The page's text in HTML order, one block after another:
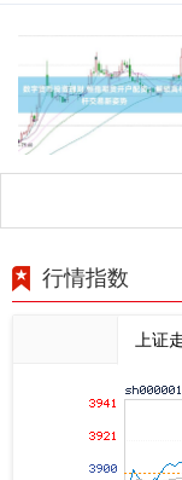
行情指数
上证